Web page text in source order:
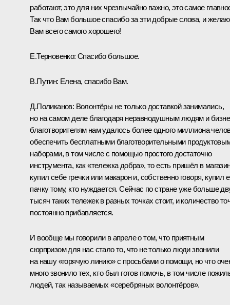
работают, это для них чрезвычайно важно, это самое
Так что Вам большое спасибо за эти добрые слова, и желаю
Вам всего самого хорошего!
Е.Терновенко: Спасибо большое.
В.Путин: Елена, спасибо Вам.
Д.Поликанов: Волонтёры не только доставкой занимались,
но на самом деле благодаря неравнодушным людям и
благотворителям нам удалось более одного миллиона
обеспечить бесплатными благотворительными
наборами, в том числе с помощью простого достаточно
инструмента, как «тележка добра», то есть пришёл в
купил себе гречки или макарон и, собственно говоря, купил
пачку тому, кто нуждается. Сейчас по стране уже больше
тысяч таких тележек в разных точках стоит, и количество
постоянно прибавляется.
И вообще мы говорили в апреле о том, что приятным
сюрпризом для нас стало то, что не только люди звонили
на нашу «горячую линию» с просьбами о помощи, но что
много звонило тех, кто был готов помочь, в том числе
людей, так называемых «серебряных волонтёров».